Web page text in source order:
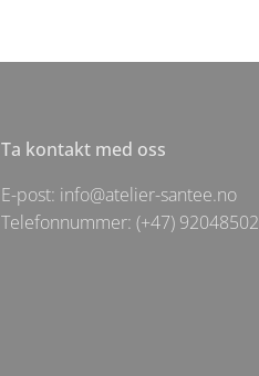
Ta kontakt med oss
E-post: info@atelier-santee.no
Telefonnummer: (+47) 92048502